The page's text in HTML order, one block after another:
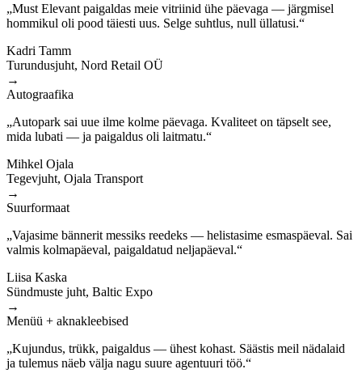
„Must Elevant paigaldas meie vitriinid ühe päevaga — järgmisel
hommikul oli pood täiesti uus. Selge suhtlus, null üllatusi.“
Kadri Tamm
Turundusjuht, Nord Retail OÜ
→
Autograafika
„Autopark sai uue ilme kolme päevaga. Kvaliteet on täpselt see,
mida lubati — ja paigaldus oli laitmatu.“
Mihkel Ojala
Tegevjuht, Ojala Transport
→
Suurformaat
„Vajasime bännerit messiks reedeks — helistasime esmaspäeval. Sai
valmis kolmapäeval, paigaldatud neljapäeval.“
Liisa Kaska
Sündmuste juht, Baltic Expo
→
Menüü + aknakleebised
„Kujundus, trükk, paigaldus — ühest kohast. Säästis meil nädalaid
ja tulemus näeb välja nagu suure agentuuri töö.“